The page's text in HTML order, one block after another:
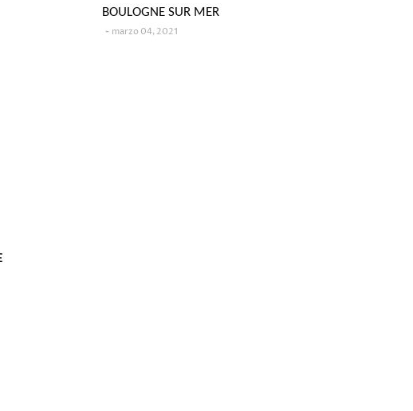
BOULOGNE SUR MER
marzo 04, 2021